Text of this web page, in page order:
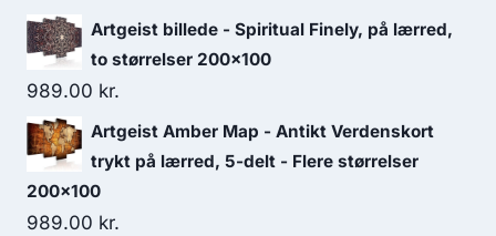
Artgeist billede - Spiritual Finely, på lærred,
to størrelser 200x100
989.00 kr.
Artgeist Amber Map - Antikt Verdenskort
trykt på lærred, 5-delt - Flere størrelser
200x100
989.00 kr.